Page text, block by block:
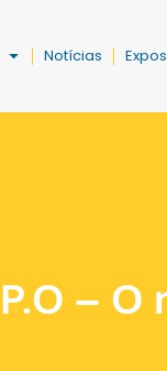
Notícias
–